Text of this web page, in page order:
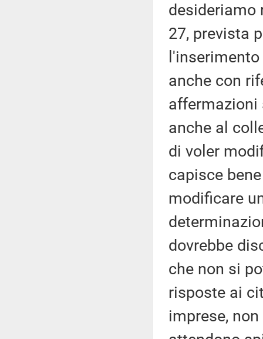
desideriamo
27, prevista
anche con
affermazioni
anche al
di voler
capisce
modificare
dovrebbe
che non si
risposte ai
imprese,